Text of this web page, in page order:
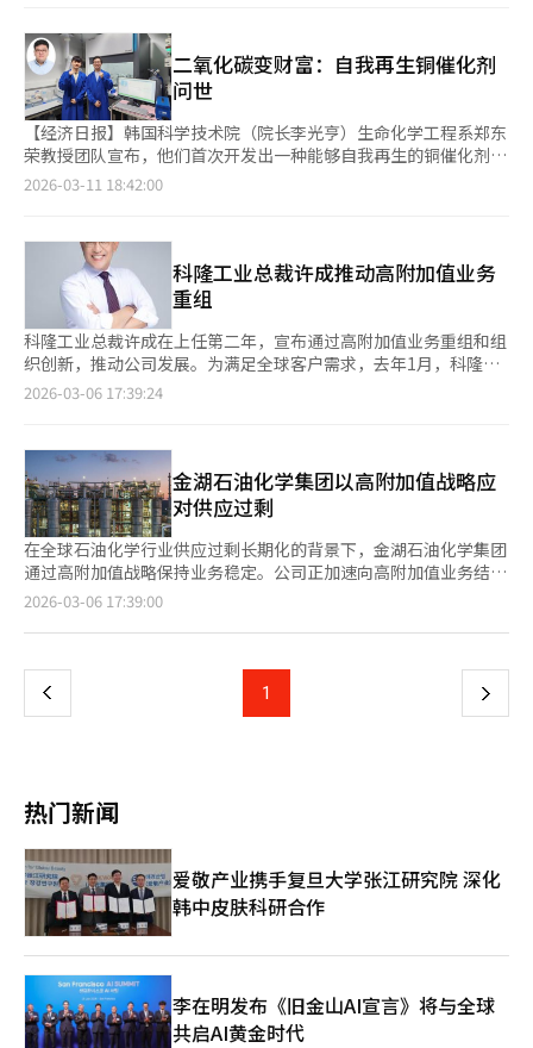
的大规模研发项目，鼓励企业在高附加值、环保领域进行新投资。
政府认为，通过业务重组将缓解供应过剩，提高生产效率和盈利能
力。新公司计划以医疗用低密度聚乙烯（LDPE）和用于医疗、食
品、卫生用的点粘合剂的聚烯烃弹性体（POE）等高附加值、环保
产品为中心，转型其业务结构。 同时，工业部预计，在整合运营
和自救努力得以实施后，长期亏损的营业利润将在业务重组期间后
转为盈利，债务比率也将大幅降低。 政府计划在大山和余州之
产业综合对策，计划在今年下半年出台。 工业部副部长文信学表
示：“主动、自主的结构调整是前所未有的道路，将成为产业政策
层面的重要里程碑。”他还表示：“尽管面临困难的内外部环境，
感谢所有企业坚持推进业务重组项目。政府将以责任感支持业务重
组计划的顺利实施。” 他还强调：“为了确保石油化工产业结构
调整的成功，所有工业园区都需要参与这一业务重组，而不是无偿
搭便车。”并表示：“在大山和余州之后，将迅速推进蔚山地区的
船业的业务范围从运输船扩展到部分海上储存和供应设施。根据克
拉克森研究，新船价格指数最近突破180，显示出造船公司在高附
加值船型上的合同优势。此次三大造船公司获得的订单单价高，表
明其在高附加值能源船型上的质的增长。造船业界人士表示，韩国
造船公司正扩大高附加值船舶的订单组合，选择性接单策略已被验
证，未来盈利能力有望改善。※ 本报道经人工智能（AI）系统翻译
与编辑。
加强从原料到产品的垂直整合，旨在将业务结构从通用石油化学转
向高附加值。此举将提高制造成本竞争力，改善盈利能力，并增强
应对全球石油化学市场波动的能力。中长期目标是到2030年将功
能性材料比例提高到60%以上，推动向特种化学企业转型。子公司
乐天工程塑料将在全罗南道的栗村产业园区建设年产50万吨的国内
最大复合材料工厂，供应适用于移动和IT等核心产业的高功能性材
料。在氢能领域，计划年内逐步建设四座氢燃料电池发电站，并通
过高压氢气出货中心加强供应链基础。电池、半导体和人工智能相
应，同时扩充半导体工艺核心材料显影液(TMAH)的生产能力。乐
天化学表示，将通过业务结构合理化，确保本源竞争力，加速向高
附加值为中心的特种化学企业扩展。※ 本报道经人工智能（AI）系
统翻译与编辑。
二氧化碳变财富：自我再生铜催化剂
问世
【经济日报】韩国科学技术院（院长李光亨）生命化学工程系郑东
荣教授团队宣布，他们首次开发出一种能够自我再生的铜催化剂技
术，用于将二氧化碳转化为高附加值化学燃料。这种技术解决了在
会不断变化，导致性能下降。然而，通过在电解质中注入微量铜离
子，可以实现催化剂的自我再生，保持长期稳定的性能。这一研究
为韩国在预计到2040年达到800万亿韩元的全球CCU市场中占据技
术优势提供了重要契机。CCU技术是循环经济的核心，美国和欧洲
等主要国家正在大力投资以实现商业化。韩国政府也在积极推动相
关立法和产业发展。郑教授表示，这项技术无需复杂工艺或高电压
条件，仅通过调节电解质即可实现，大大提高了CCU工艺的能源效
率和经济性。研究成果已发表在《美国化学会志》上，受到国际关
2026-03-11 18:42:00
科隆工业总裁许成推动高附加值业务
重组
科隆工业总裁许成在上任第二年，宣布通过高附加值业务重组和组
织创新，推动公司发展。为满足全球客户需求，去年1月，科隆工
业决定投资约300亿韩元在越南轮胎帘线厂增加热处理设备。此举
度完工。该设施将支持AI芯片和6G通信等技术需求。此外，科隆
工业停止了通用聚酯切片的直接生产，转向外包，以重组业务组
合，专注于高附加值产业材料。许成还推动企业竞争力的组织创
新。去年1月，合并了子公司科隆Glotech的汽车材料和零部件业
务，扩大了全球销售网络。去年11月，公司决定与子公司科隆ENP
合并，预计今年4月完成。许成自上任以来，优先推动“全球水平
的运营效率”，并设立专门组织。科隆工业表示，公司在许成的领
导下，正在执行未来中长期增长路线图，并将继续努力提升产品附
加值。※ 本报道经人工智能（AI）系统翻译与编辑。
2026-03-06 17:39:24
金湖石油化学集团以高附加值战略应
对供应过剩
在全球石油化学行业供应过剩长期化的背景下，金湖石油化学集团
通过高附加值战略保持业务稳定。公司正加速向高附加值业务结构
转型。据业内人士透露，金湖石油化学专注于提升SSBR（溶聚丁
车轮胎，能改善磨损、燃油效率和耐久性。公司去年完成了3.5万
为增强中长期竞争力，扩大了MDI的生产能力。去年决定投资10万
吨的去瓶颈化项目，计划在2024年再扩产20万吨，总计增加30万
增强盈利能力和成本竞争力。金湖PNB化学也在调整业务结构以适
应市场变化，专注于环保产品的开发和商业化。与东成化学的合资
公司DNK化学通过“休格林”品牌销售PF板材，并获得低碳认
证，进军环保建筑材料市场。在休闲领域，金湖度假村通过持续投
资和扩展体验型内容，增强客户体验，致力于成为综合休闲平台。
金湖石油化学集团表示：“我们在各业务领域积累的竞争力使我们
能够稳定应对挑战。我们专注于技术、质量和客户信任，寻求可持
续的增长方向。”※ 本报道经人工智能（AI）系统翻译与编辑。
2026-03-06 17:39:00
上
页
1 下
热门新闻
爱敬产业携手复旦大学张江研究院 深化
韩中皮肤科研合作
李在明发布《旧金山AI宣言》将与全球
共启AI黄金时代